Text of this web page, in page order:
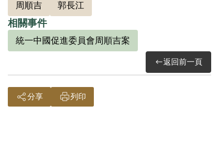
預備以非法之方法顛覆政府，係以其之自
白、共同被告郭長江等人之供述及另案被
告周順吉之供述為據。惟據原判決所載，
其僅參加統中會尚未有具體預備叛亂事
證，此外無其他具體佐證，故認本案非有
實據。
2019年5月經促轉會公告撤銷判決處分。
周順吉 郭長江
相關事件
統一中國促進委員會周順吉案
返回前一頁
分享 列印